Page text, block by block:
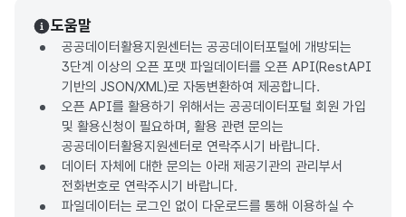
도움말
공공데이터활용지원센터는 공공데이터포털에 개방되는
3단계 이상의 오픈 포맷 파일데이터를 오픈 API(RestAPI
기반의 JSON/XML)로 자동변환하여 제공합니다.
오픈 API를 활용하기 위해서는 공공데이터포털 회원 가입
및 활용신청이 필요하며, 활용 관련 문의는
공공데이터활용지원센터로 연락주시기 바랍니다.
데이터 자체에 대한 문의는 아래 제공기관의 관리부서
전화번호로 연락주시기 바랍니다.
파일데이터는 로그인 없이 다운로드를 통해 이용하실 수